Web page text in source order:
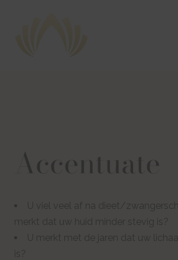
Accentuate
U viel veel af na dieet/
merkt dat uw huid minder stevig is?
U merkt met de jaren dat uw
is?